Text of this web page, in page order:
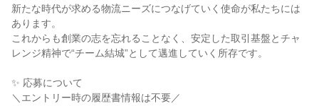
新たな時代が求める物流ニーズにつなげていく使命が私たちには
あります。
これからも創業の志を忘れることなく、安定した取引基盤とチャ
レンジ精神で“チーム結城”として邁進していく所存です。
✨ 応募について
＼エントリー時の履歴書情報は不要／